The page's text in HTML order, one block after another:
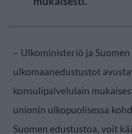
– Ulkoministeriö ja Suomen
ulkomaanedustustot
konsulipalvelulain
unionin ulkopuolisessa
Suomen edustustoa, voit